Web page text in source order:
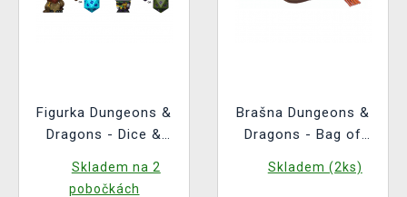
Figurka Dungeons &
Dragons - Dice &
POP) (náhodný výběr)
Skladem na 2
pobočkách
Brašna Dungeons &
Dragons - Bag of
Skladem (2ks)